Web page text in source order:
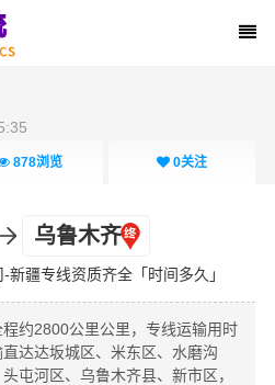
878浏览 0关注
乌鲁木齐
疆专线资质齐全「时间多久」
约2800公里公里，专线运输用时
达达坂城区、米东区、水磨沟
屯河区、乌鲁木齐县、新市区，